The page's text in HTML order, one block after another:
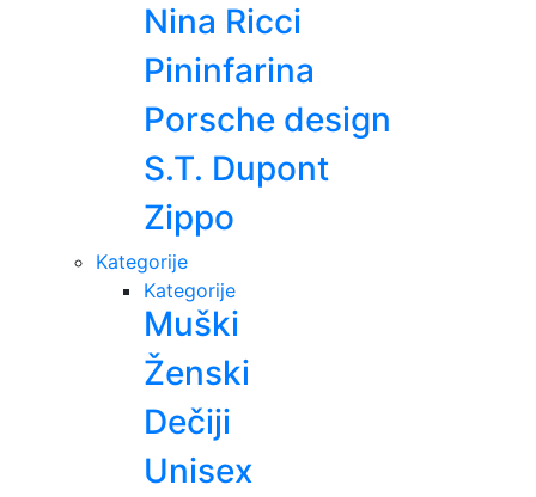
Nina Ricci
Pininfarina
Porsche design
S.T. Dupont
Zippo
Kategorije
Kategorije
Muški
Ženski
Dečiji
Unisex